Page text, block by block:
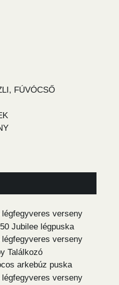
FÚVÓCSŐ
verseny
Jubilee légpuska
verseny
Találkozó
arkebúz puska
verseny